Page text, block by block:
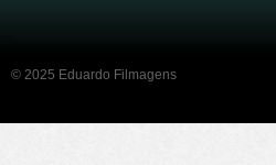
© 2025 Eduardo Filmagens